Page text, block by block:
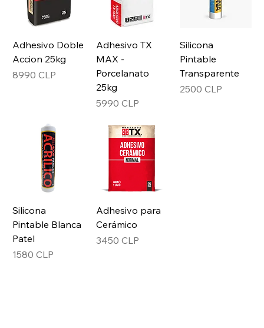
Adhesivo Doble
Accion 25kg
Precio
8990 CLP
Adhesivo TX
MAX -
Porcelanato
25kg
Precio
5990 CLP
Silicona
Pintable
Transparente
Precio
2500 CLP
Silicona
Pintable Blanca
Patel
Precio
1580 CLP
Adhesivo para
Cerámico
Precio
3450 CLP